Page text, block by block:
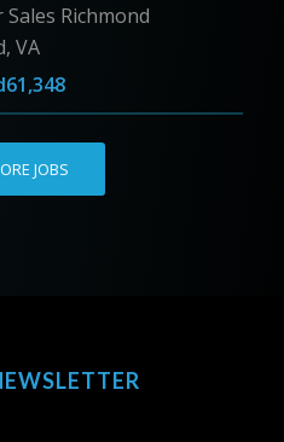
Sales Richmond
VA
JOBS